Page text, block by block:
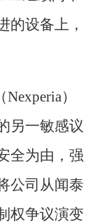
的设备上，
）
另一敏感议
全为由，强
公司从闻泰
权争议演变